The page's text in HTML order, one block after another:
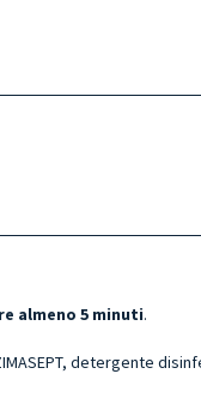
almeno 5 minuti.
detergente